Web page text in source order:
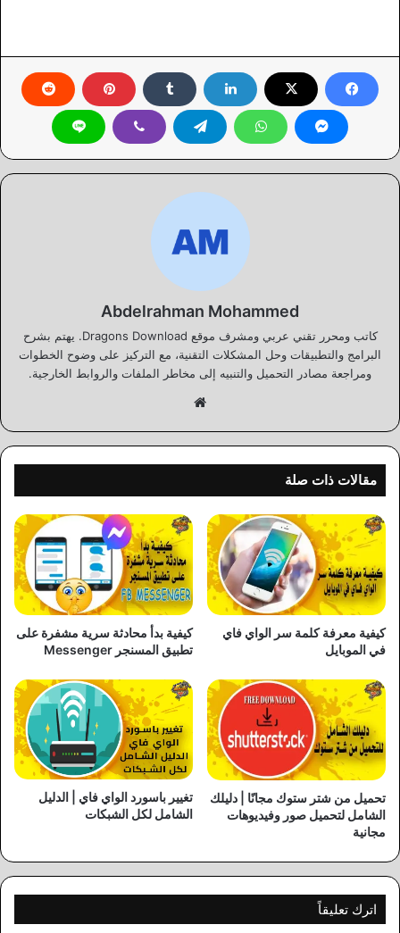
Abdelrahman Mohammed
كاتب ومحرر تقني عربي ومشرف موقع Dragons Download. يهتم بشرح
البرامج والتطبيقات وحل المشكلات التقنية، مع التركيز على وضوح الخطوات
ومراجعة مصادر التحميل والتنبيه إلى مخاطر الملفات والروابط الخارجية.
مقالات ذات صلة
كيفية معرفة كلمة سر الواي فاي
في الموبايل
كيفية بدأ محادثة سرية مشفرة على
تطبيق المسنجر Messenger
تحميل من شتر ستوك مجانًا | دليلك
الشامل لتحميل صور وفيديوهات
مجانية
تغيير باسورد الواي فاي | الدليل
الشامل لكل الشبكات
اترك تعليقاً